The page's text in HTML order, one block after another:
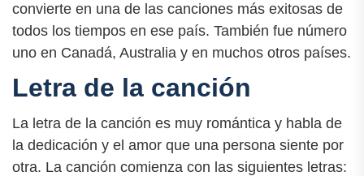
convierte en una de las canciones más exitosas de
todos los tiempos en ese país. También fue número
uno en Canadá, Australia y en muchos otros países.
Letra de la canción
La letra de la canción es muy romántica y habla de
la dedicación y el amor que una persona siente por
otra. La canción comienza con las siguientes letras: